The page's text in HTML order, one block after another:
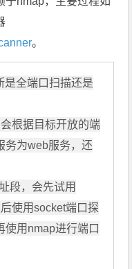
。
是全端口扫描还是
根据目标开放的端
务为web服务，还
段，会先试用
使用socket端口探
使用nmap进行端口